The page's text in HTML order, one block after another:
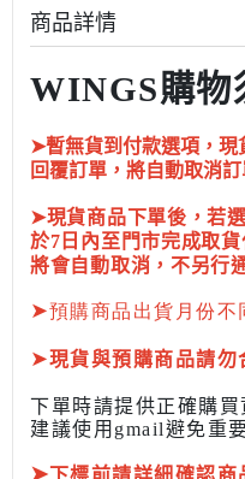
商品詳情
WINGS購物
➤暫無貨到付款選項，
回覆訂單，將自動取消
➤現貨商品下單後，若
於7日內至門市完成取
將會自動取消，不另行
➤預購商品出貨月份不
➤現貨與預購商品請勿
下單時請提供正確購
建議使用gmail避免重